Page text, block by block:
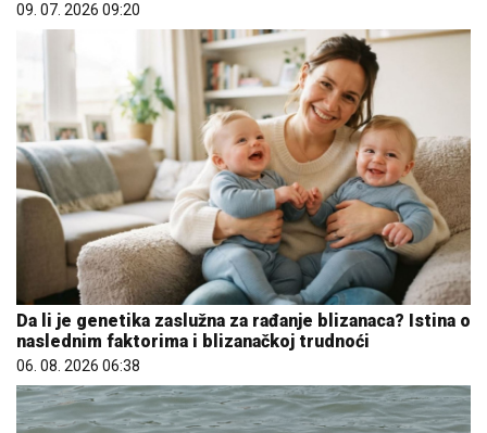
09. 07. 2026 09:20
Da li je genetika zaslužna za rađanje blizanaca? Istina o
naslednim faktorima i blizanačkoj trudnoći
06. 08. 2026 06:38